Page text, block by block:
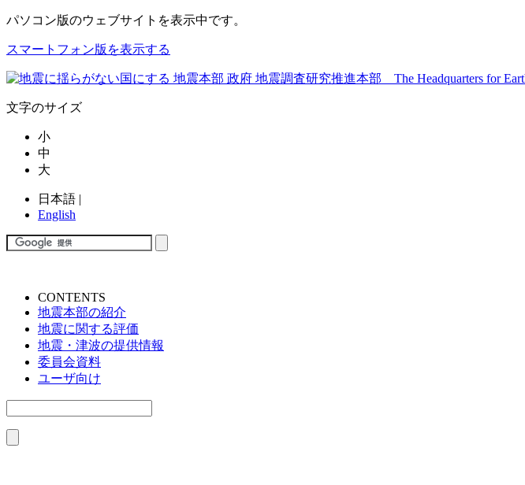
パソコン版のウェブサイトを表示中です。
スマートフォン版を表示する
文字のサイズ
小
中
大
日本語 |
English
CONTENTS
地震本部の紹介
地震に関する評価
地震・津波の提供情報
委員会資料
ユーザ向け